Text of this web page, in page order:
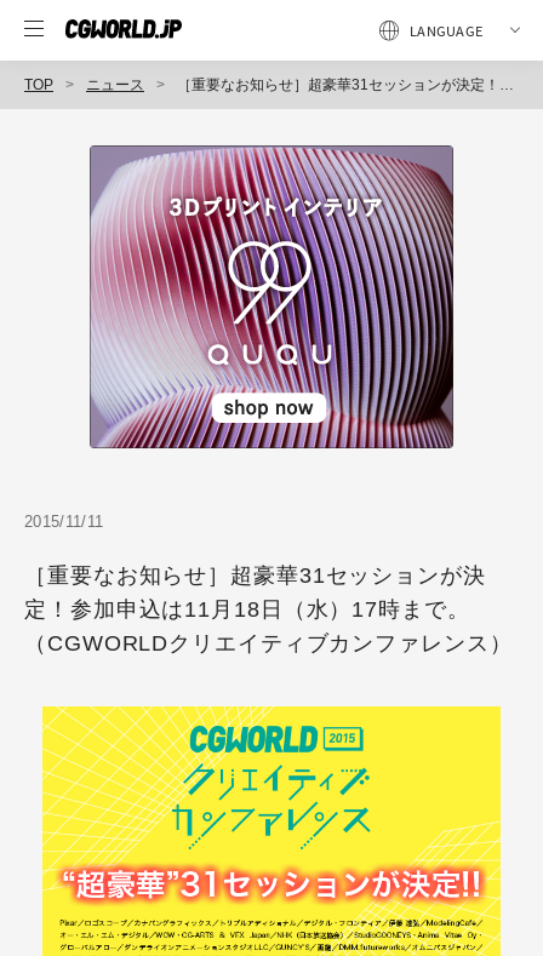
TOP ニュース ［重要なお知らせ］超豪華31セッションが決定！参加申込は11月18日（水）17時まで。（CGWORLDクリエイティブカンファレンス）
2015/11/11
［重要なお知らせ］超豪華31セッションが決
定！参加申込は11月18日（水）17時まで。
（CGWORLDクリエイティブカンファレンス）